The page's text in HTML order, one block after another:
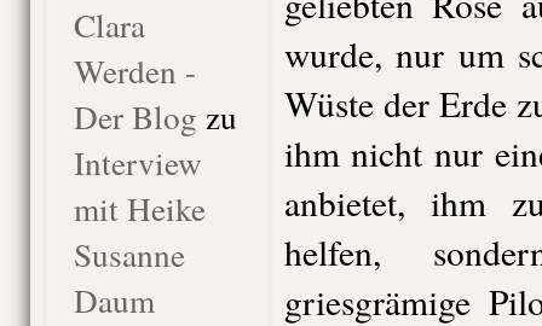
Clara
Werden -
Der Blog zu
Interview
mit Heike
Susanne
Daum
wurde, nur um
Wüste der Erde
ihm nicht nur
anbietet, ihm
helfen,
griesgrämige